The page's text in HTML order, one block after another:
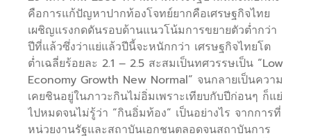
คือการแก้ปัญหาปากท้องโจทย์ยากคือเศรษฐกิจไทย
เผชิญแรงกดดันรอบด้านแนวโน้มการขยายตัวต่ำกว่า
ปีที่แล้วซึ่งว่าแย่แล้วปีนี้จะหนักกว่า เศรษฐกิจไทยโต
ต่ำเฉลี่ยร้อยละ 2.1 – 2.5 สะสมเป็นทศวรรษเป็น “Low
Economy Growth New Normal” จนกลายเป็นความ
เคยชินอยู่ในภาวะกินไม่อิ่มเพราะเทียบกับปีก่อนๆ ก็แย่
ไปหมดจนไม่รู้ว่า “กินอิ่มท้อง” เป็นอย่างไร จากการที่
หน่วยงานรัฐและสถาบันเอกชนตลอดจนสถาบันการ